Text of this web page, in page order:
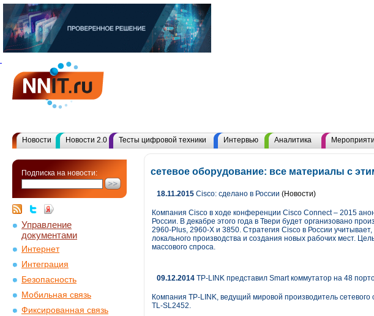
Новости Новости 2.0 Тесты цифровой техники Интервью Аналитика
Подписка на новости:
Управление
документами
Интернет
Интеграция
Безопасность
Мобильная связь
Фиксированная связь
сетевое оборудование: все материалы с
18.11.2015 Cisco: сделано в России (Новости)
Компания Cisco в ходе конференции Cisco Connect ‒ 2015
России. В декабре этого года в Твери будет организовано
2960-Plus, 2960-X и 3850. Стратегия Cisco в России
локального производства и создания новых рабочих мест.
массового спроса.
09.12.2014 TP-LINK представил Smart коммутатор на 48
Компания TP-LINK, ведущий мировой производитель
TL-SL2452.